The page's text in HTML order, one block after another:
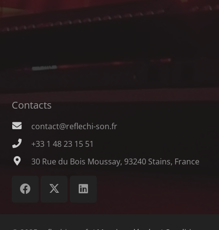
Contacts
contact@reflechi-son.fr
+33 1 48 23 15 51
30 Rue du Bois Moussay, 93240 Stains, France